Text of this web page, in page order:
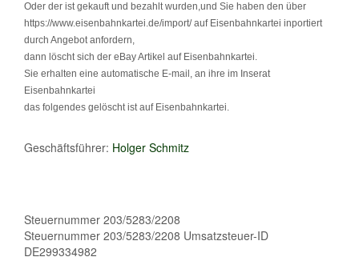
Oder der ist gekauft und bezahlt wurden,und Sie haben den über
https://www.eisenbahnkartei.de/import/ auf Eisenbahnkartei inportiert
durch Angebot anfordern,
dann löscht sich der eBay Artikel auf Eisenbahnkartei.
Sie erhalten eine automatische E-mail, an ihre im Inserat
Eisenbahnkartei
das folgendes gelöscht ist auf Eisenbahnkartei.
Geschäftsführer: Holger Schmitz
Steuernummer 203/5283/2208
Steuernummer 203/5283/2208 Umsatzsteuer-ID
DE299334982